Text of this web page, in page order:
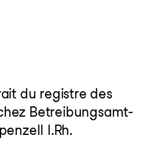
du registre des
Betreibungsamt-
I.Rh.